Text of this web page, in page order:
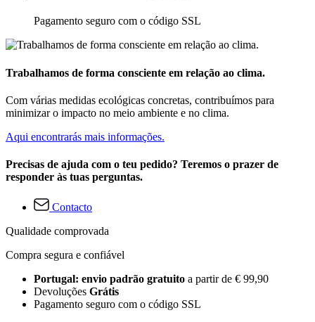
Pagamento seguro com o código SSL
Trabalhamos de forma consciente em relação ao clima.
Com várias medidas ecológicas concretas, contribuímos para
minimizar o impacto no meio ambiente e no clima.
Aqui encontrarás mais informações.
Precisas de ajuda com o teu pedido? Teremos o prazer de
responder às tuas perguntas.
Contacto
Qualidade comprovada
Compra segura e confiável
Portugal: envio padrão gratuito a partir de € 99,90
Devoluções Grátis
Pagamento seguro com o código SSL